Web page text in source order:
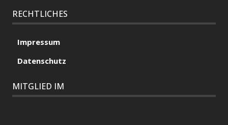
RECHTLICHES
Impressum
Datenschutz
MITGLIED IM